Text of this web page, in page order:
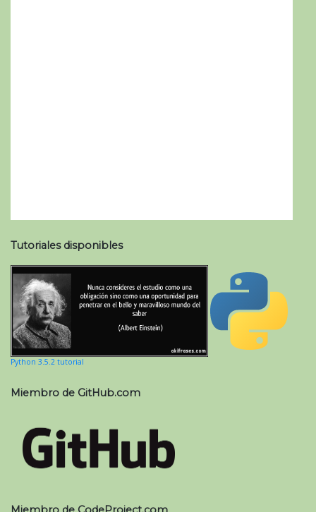
Tutoriales disponibles
Python 3.5.2 tutorial
Miembro de GitHub.com